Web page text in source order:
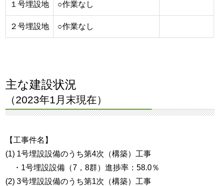
１号埋設地 ○作業なし
２号埋設地 ○作業なし
主な建設状況
（2023年1月末現在）
【工事件名】
(1) 1号埋設設備のうち第4次（構築）工事
・1号埋設設備（7，8群）進捗率：58.0％
(2) 3号埋設設備のうち第1次（構築）工事